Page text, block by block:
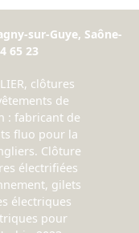
sur-Guye, Saône-
65 23
clôtures
de
: fabricant de
fluo pour la
Clôture
électrifiées
gilets
électriques
pour